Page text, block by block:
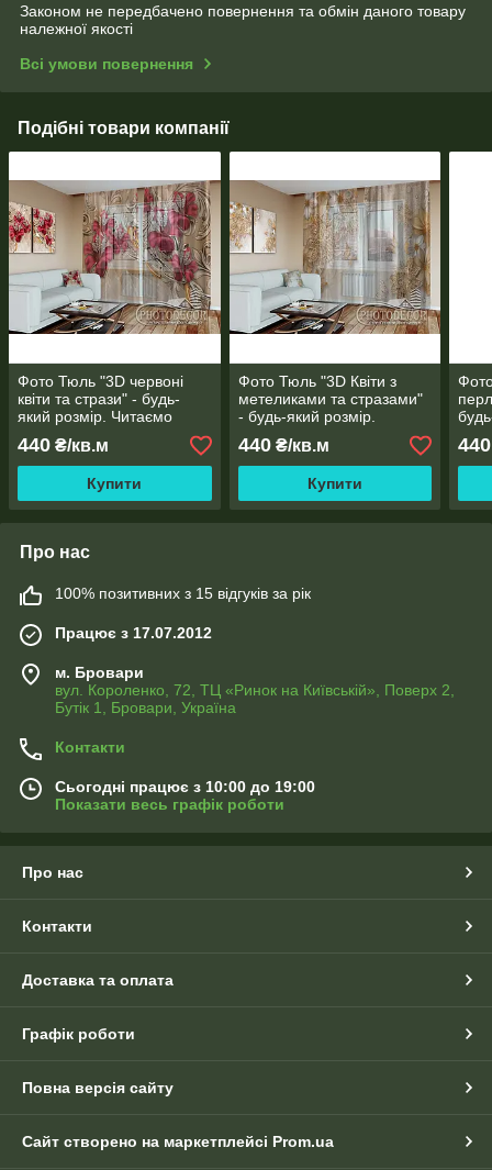
Законом не передбачено повернення та обмін даного товару
належної якості
Всі умови повернення
Подібні товари компанії
Фото Тюль "3D червоні
квіти та стрази" - будь-
який розмір. Читаємо
опис!
440 ₴/кв.м
Купити
Фото Тюль "3D Квіти з
метеликами та стразами"
- будь-який розмір.
Читаємо опис!
440₴/кв.м
Купити
440
Про нас
100% позитивних з 15 відгуків за рік
Працює з 17.07.2012
м. Бровари
вул. Короленко, 72, ТЦ «Ринок на Київській», Поверх 2,
Бутік 1, Бровари, Україна
Контакти
Сьогодні працює з 10:00 до 19:00
Показати весь графік роботи
Про нас
Контакти
Доставка та оплата
Графік роботи
Повна версія сайту
Сайт створено на маркетплейсі Prom.ua